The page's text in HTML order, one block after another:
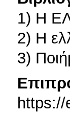
1) Η
2) Η
3)
https://